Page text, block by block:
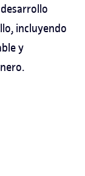
incluyendo
y